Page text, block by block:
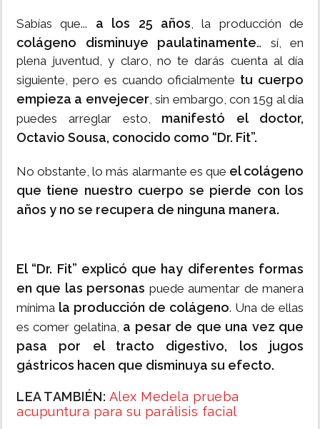
Sabías que... a los 25 años, la producción de
colágeno disminuye paulatinamente… sí, en
plena juventud, y claro, no te darás cuenta al día
siguiente, pero es cuando oficialmente tu cuerpo
empieza a envejecer, sin embargo, con 15g al día
puedes arreglar esto, manifestó el doctor,
Octavio Sousa, conocido como “Dr. Fit”.
No obstante, lo más alarmante es que el colágeno
que tiene nuestro cuerpo se pierde con los
años y no se recupera de ninguna manera.
El “Dr. Fit” explicó que hay diferentes formas
en que las personas puede aumentar de manera
mínima la producción de colágeno. Una de ellas
es comer gelatina, a pesar de que una vez que
pasa por el tracto digestivo,
los jugos
gástricos hacen que disminuya su efecto.
LEA TAMBIÉN: Alex Medela prueba
acupuntura para su parálisis facial